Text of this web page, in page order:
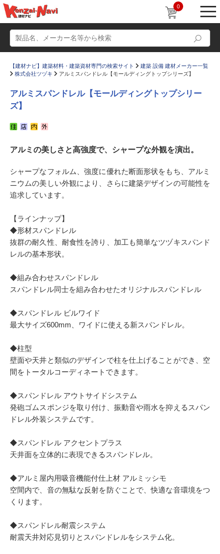
0
動画
Q＆A 販売・施工代理店募集
お気に入り
【建材ナビ】建築材料・建築資材専門の検索サイト
建築 設備 建材メーカー一覧
株式会社ツヅキ
アルミスパンドレル【モールディングトップシリーズ】
アルミスパンドレル【モールディングトップシリー
ズ】
アルミの美しさと高強度で、シャープな外観を演出。
シャープなフォルム、強度に優れた断面形状をもち、アルミ
ニウムの美しい外観により、さらに建築デザインの可能性を
追求しています。
【ラインナップ】
◆形材スパンドレル
抜群の耐久性、耐食性を誇り、加工も簡単なツヅキスパンド
レルの基本形状。
◆組み合わせスパンドレル
スパンドレル同士を組み合わせたオリジナルスパンドレル
◆スパンドレル ビルワイド
最大サイズ600mm、ワイドに使える新スパンドレル。
◆柱型
壁面や天井と類似のデザインで柱を仕上げることができ、空
間をトータルコーディネートできます。
◆スパンドレル アウトサイドシステム
発砲ゴムスポンジを取り付け、振動音や雨水を抑えるスパン
ドレル外装システムです。
◆スパンドレル アクセントプラス
天井面を立体的に表現できるスパンドレル。
◆アルミ屋内用吸音機能付仕上材 アルミッシモ
空間内で、音の無駄な反射を防ぐことで、快適な音環境をつ
くります。
◆スパンドレル耐震システム
耐震天井対応見切りとスパンドレルをシステム化。